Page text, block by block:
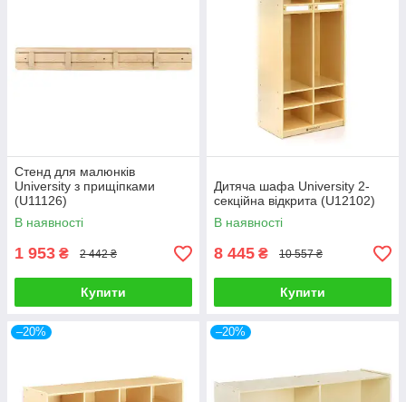
Стенд для малюнків
University з прищіпками
(U11126)
В наявності
1 953 ₴ 2 442 ₴
Купити
Дитяча шафа University 2-
секційна відкрита (U12102)
В наявності
8 445 ₴ 10 557 ₴
Купити
–20% –20%